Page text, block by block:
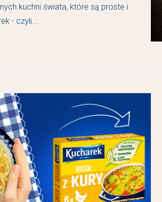
kuchni świata, które są proste i
- czyli...